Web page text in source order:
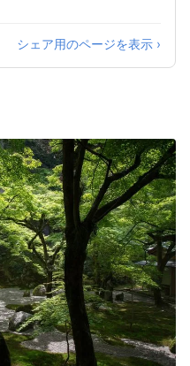
シェア用のページを表示 ›